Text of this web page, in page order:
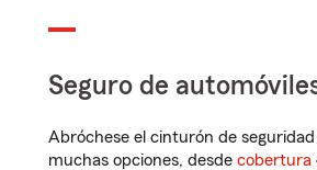
Seguro de
Abróchese el cinturón de
muchas opciones, desde cobertura